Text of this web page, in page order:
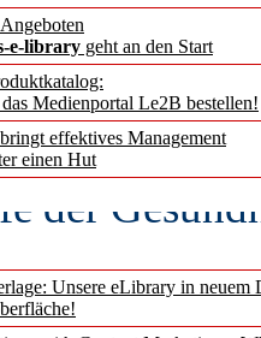
e-library geht an den Start
Medienportal Le2B bestellen!
effektives Management
einen Hut
Unsere eLibrary in neuem
und
der